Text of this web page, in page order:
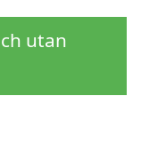
utan